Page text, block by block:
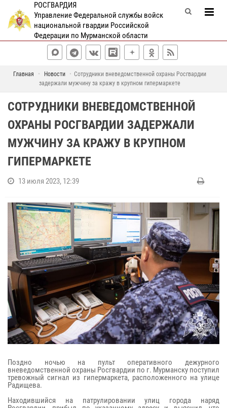
РОСГВАРДИЯ
Управление Федеральной службы войск
национальной гвардии Российской
Федерации по Мурманской области
Главная Новости
Сотрудники вневедомственной охраны Росгвардии
задержали мужчину за кражу в крупном гипермаркете
СОТРУДНИКИ ВНЕВЕДОМСТВЕННОЙ
ОХРАНЫ РОСГВАРДИИ ЗАДЕРЖАЛИ
МУЖЧИНУ ЗА КРАЖУ В КРУПНОМ
ГИПЕРМАРКЕТЕ
13 июля 2023, 12:39
Поздно ночью на пульт оперативного дежурного
вневедомственной охраны Росгвардии по г. Мурманску поступил
тревожный сигнал из гипермаркета, расположенного на улице
Радищева.
Находившийся на патрулировании улиц города наряд